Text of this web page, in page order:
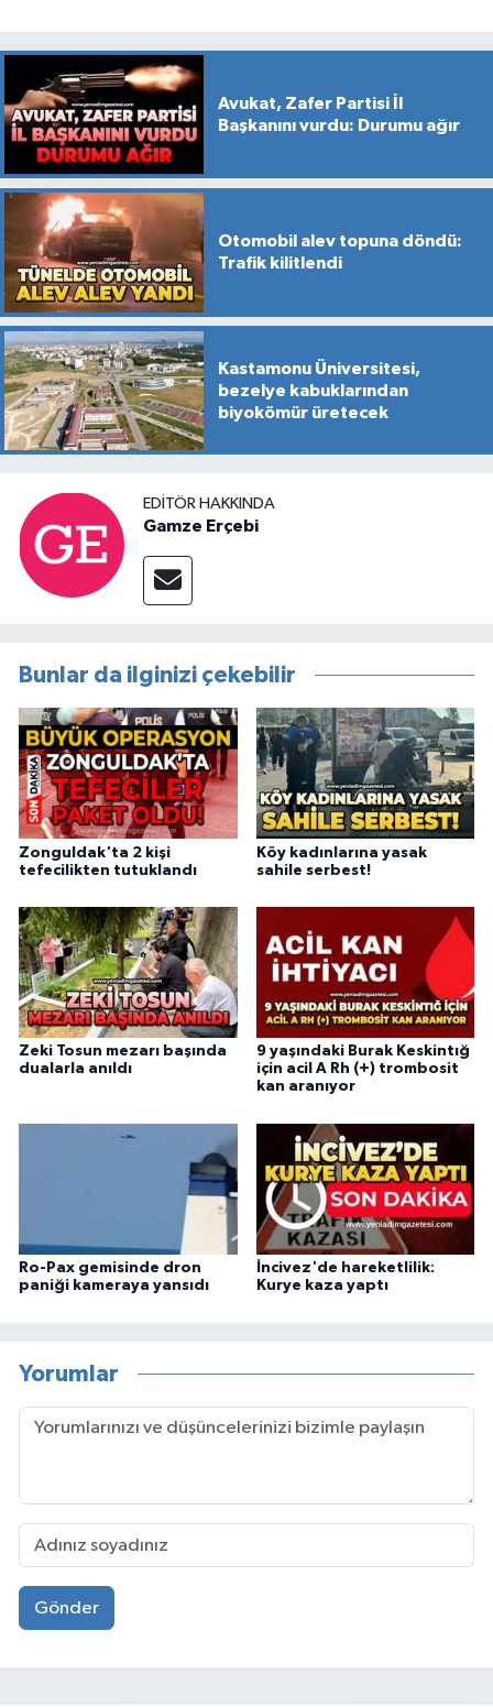
Avukat, Zafer Partisi İl
Başkanını vurdu: Durumu ağır
Otomobil alev topuna döndü:
Trafik kilitlendi
Kastamonu Üniversitesi,
bezelye kabuklarından
biyokömür üretecek
EDITÖR HAKKINDA
Gamze Erçebi
Bunlar da ilginizi çekebilir
Zonguldak'ta 2 kişi
tefecilikten tutuklandı
Köy kadınlarına yasak
sahile serbest!
Zeki Tosun mezarı başında
dualarla anıldı
9 yaşındaki Burak Keskintığ
için acil A Rh (+) trombosit
kan aranıyor
Ro-Pax gemisinde dron
paniği kameraya yansıdı
İncivez'de hareketlilik:
Kurye kaza yaptı
Yorumlar
Gönder